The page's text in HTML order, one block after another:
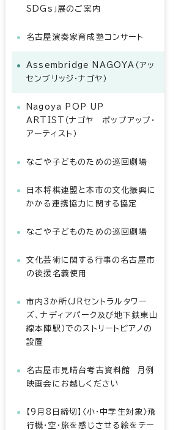
SDGs」展のご案内
名古屋演奏家育成塾コンサート
Assembridge NAGOYA（アッ
センブリッジ・ナゴヤ）
Nagoya POP UP
ARTIST（ナゴヤ ポップアップ・
アーティスト）
なごや子どものための巡回劇場
日本将棋連盟と本市の文化振興に
かかる連携協力に関する協定
なごや子どものための巡回劇場
文化芸術に関する行事の名古屋市
の後援名義使用
市内3か所（JRセントラルタワー
ズ、ナディアパーク及び地下鉄東山
線本陣駅）でのストリートピアノの
設置
名古屋市見晴台考古資料館 月例
映画会にお越しください
【9月8日締切】〈小・中学生対象〉飛
行機・空・旅を感じさせる絵をテー